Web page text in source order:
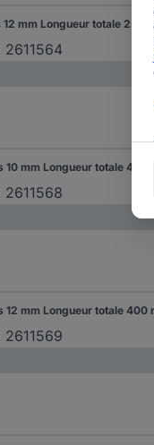
2611564
2611568
2611569